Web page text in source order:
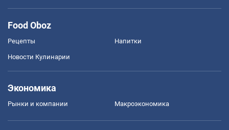
Food Oboz
Рецепты Напитки
Новости Кулинарии
Экономика
Рынки и компании Mакроэкономика